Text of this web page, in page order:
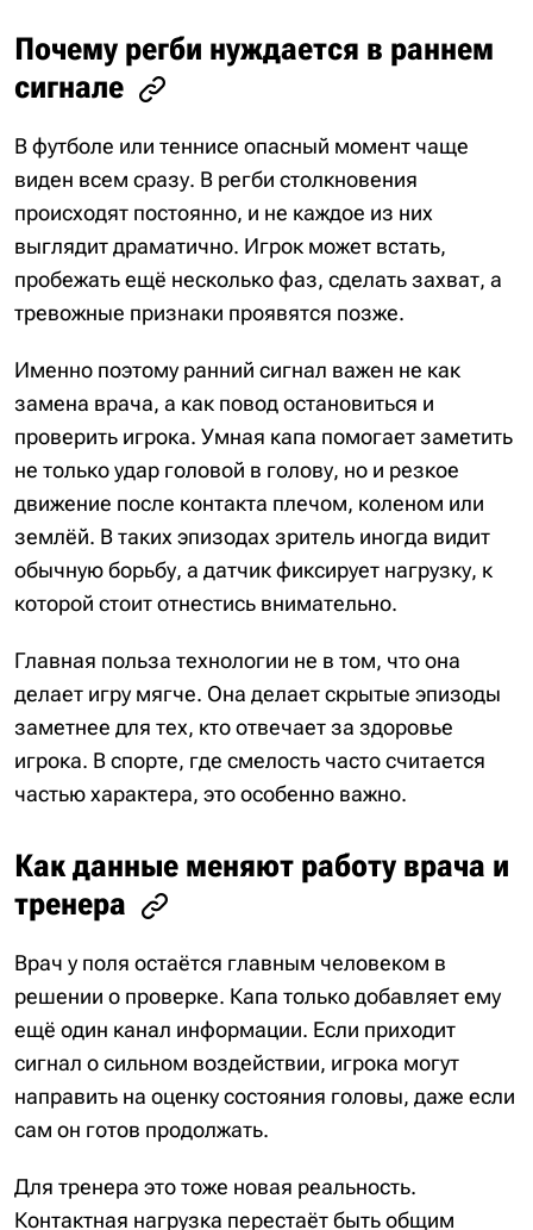
Почему регби нуждается в раннем
сигнале
В футболе или теннисе опасный момент чаще
виден всем сразу. В регби столкновения
происходят постоянно, и не каждое из них
выглядит драматично. Игрок может встать,
пробежать ещё несколько фаз, сделать захват, а
тревожные признаки проявятся позже.
Именно поэтому ранний сигнал важен не как
замена врача, а как повод остановиться и
проверить игрока. Умная капа помогает заметить
не только удар головой в голову, но и резкое
движение после контакта плечом, коленом или
землёй. В таких эпизодах зритель иногда видит
обычную борьбу, а датчик фиксирует нагрузку, к
которой стоит отнестись внимательно.
Главная польза технологии не в том, что она
делает игру мягче. Она делает скрытые эпизоды
заметнее для тех, кто отвечает за здоровье
игрока. В спорте, где смелость часто считается
частью характера, это особенно важно.
Как данные меняют работу врача и
тренера
Врач у поля остаётся главным человеком в
решении о проверке. Капа только добавляет ему
ещё один канал информации. Если приходит
сигнал о сильном воздействии, игрока могут
направить на оценку состояния головы, даже если
сам он готов продолжать.
Для тренера это тоже новая реальность.
Контактная нагрузка перестаёт быть общим